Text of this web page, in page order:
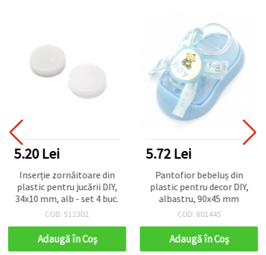
5.20 Lei
Inserție zornăitoare din
plastic pentru jucării DIY,
34x10 mm, alb - set 4 buc.
COD: 512302
Adaugă în Coş
5.72 Lei
Pantofior bebeluș din
plastic pentru decor DIY,
albastru, 90x45 mm
COD: 801445
Adaugă în Coş